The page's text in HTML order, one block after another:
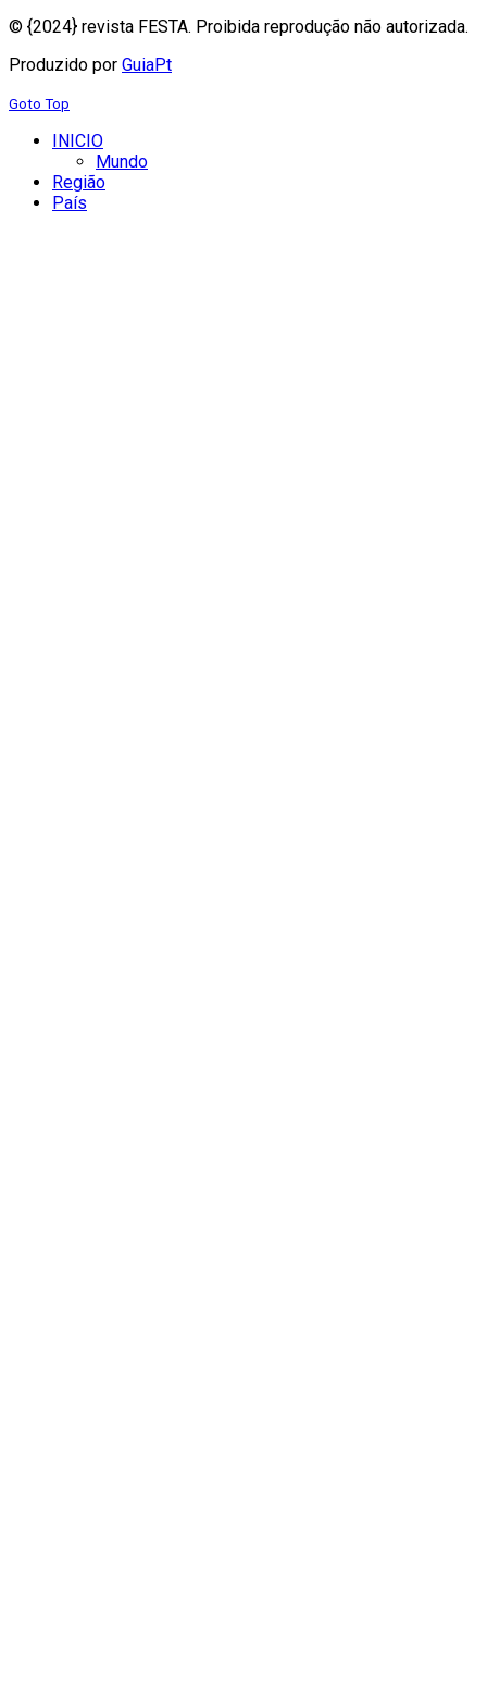
© {2024} revista FESTA. Proibida reprodução não autorizada.
Produzido por GuiaPt
Goto Top
INICIO
Mundo
Região
País